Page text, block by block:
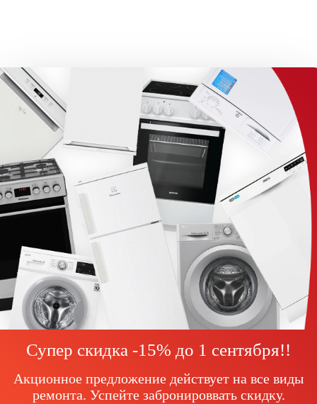
Супер скидка -15% до 1 сентября!!
Акционное предложение действует на все виды
ремонта. Успейте забронироввать скидку.